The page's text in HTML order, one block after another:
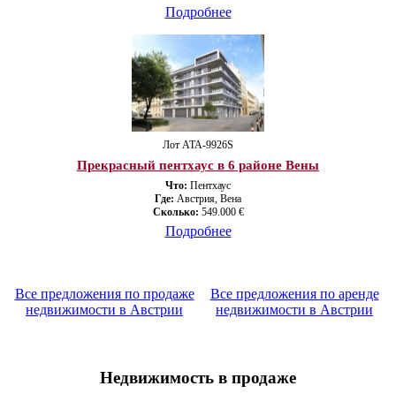
Подробнее
Лот ATA-9926S
Прекрасный пентхаус в 6 районе Вены
Что: Пентхаус
Где: Австрия, Вена
Сколько: 549.000 €
Подробнее
Все предложения по продаже
недвижимости в Австрии
Все предложения по аренде
недвижимости в Австрии
Недвижимость в продаже